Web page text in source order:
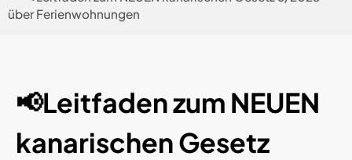
über Ferienwohnungen
📢Leitfaden zum NEUEN
kanarischen Gesetz